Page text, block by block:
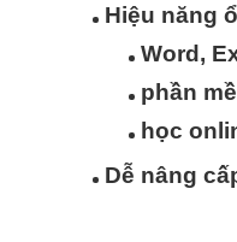
Hiệu năng
Word,
phần
học
Dễ nâng